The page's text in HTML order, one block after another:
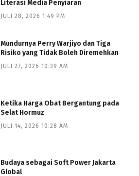
Literasi Media Penyiaran
JULI 28, 2026 1:49 PM
Mundurnya Perry Warjiyo dan Tiga
Risiko yang Tidak Boleh Diremehkan
JULI 27, 2026 10:39 AM
Ketika Harga Obat Bergantung pada
Selat Hormuz
JULI 14, 2026 10:28 AM
Budaya sebagai Soft Power Jakarta
Global